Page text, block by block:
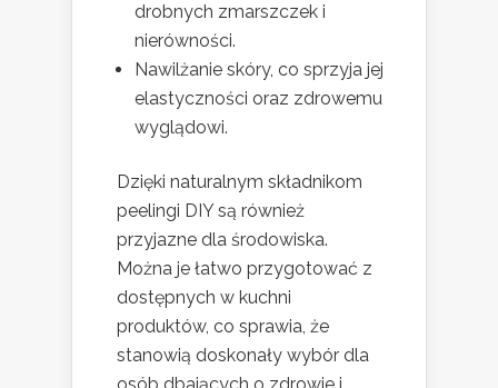
drobnych zmarszczek i
nierówności.
Nawilżanie skóry, co sprzyja jej
elastyczności oraz zdrowemu
wyglądowi.
Dzięki naturalnym składnikom
peelingi DIY są również
przyjazne dla środowiska.
Można je łatwo przygotować z
dostępnych w kuchni
produktów, co sprawia, że
stanowią doskonały wybór dla